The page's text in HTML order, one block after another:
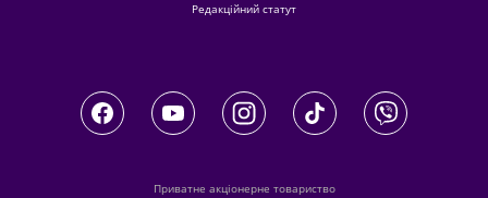
Редакційний статут
Приватне акціонерне товариство